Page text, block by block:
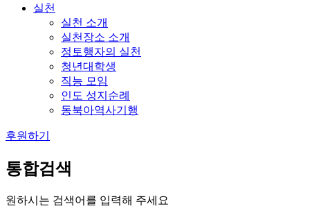
실천
실천 소개
실천장소 소개
정토행자의 실천
청년대학생
직능 모임
인도 성지순례
동북아역사기행
후원하기
통합검색
원하시는 검색어를 입력해 주세요